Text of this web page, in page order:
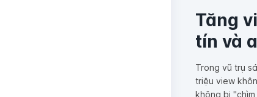
Tăng
tín và
Trong vũ trụ
triệu view
không bị